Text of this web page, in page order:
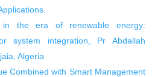
in the era of renewable energy:
system integration, Pr Abdallah
Algeria
Combined with Smart Management